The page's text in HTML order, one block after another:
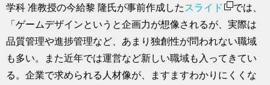
学科 准教授の今給黎 隆氏が事前作成した スライド
では、
「ゲームデザインというと企画力が想像されるが、実際は
品質管理や進捗管理など、あまり独創性が問われない職域
も多い。また近年では運営など新しい職域も入ってきてい
る。企業で求められる人材像が、ますますわかりにくくな